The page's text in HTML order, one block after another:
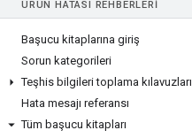
ÜRÜN HATASI REHBERLERI
Başucu kitaplarına giriş
Sorun kategorileri
Teşhis bilgileri toplama kılavuzları
Hata mesajı referansı
Tüm başucu kitapları